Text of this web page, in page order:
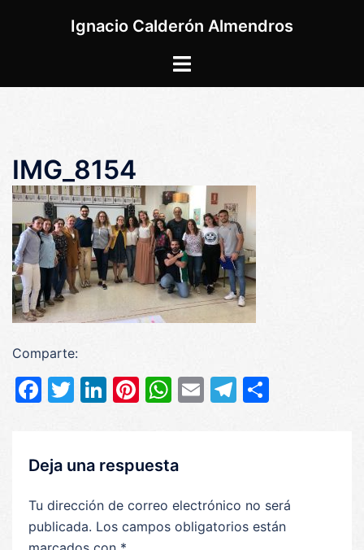
Ignacio Calderón Almendros
Alternar
IMG_8154
Comparte:
Facebook
Twitter
LinkedIn
Pinterest
WhatsApp
EmailTelegram
Deja una respuesta
Tu dirección de correo electrónico no será
publicada. Los campos obligatorios están